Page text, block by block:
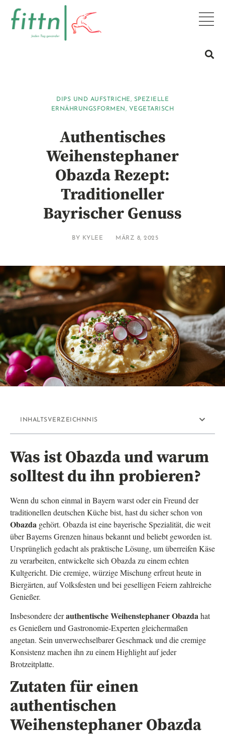
DIPS UND AUFSTRICHE, SPEZIELLE
ERNÄHRUNGSFORMEN, VEGETARISCH
Authentisches
Weihenstephaner
Obazda Rezept:
Traditioneller
Bayrischer Genuss
BY KYLEE MÄRZ 8, 2025
INHALTSVERZEICHNNIS
Was ist Obazda und warum
solltest du ihn probieren?
Wenn du schon einmal in Bayern warst oder ein Freund der
traditionellen deutschen Küche bist, hast du sicher schon von
Obazda gehört. Obazda ist eine bayerische Spezialität, die weit
über Bayerns Grenzen hinaus bekannt und beliebt geworden ist.
Ursprünglich gedacht als praktische Lösung, um überreifen Käse
zu verarbeiten, entwickelte sich Obazda zu einem echten
Kultgericht. Die cremige, würzige Mischung erfreut heute in
Biergärten, auf Volksfesten und bei geselligen Feiern zahlreiche
Genießer.
Insbesondere derauthentische Weihenstephaner Obazdahat
es Genießern und Gastronomie-Experten gleichermaßen
angetan. Sein unverwechselbarer Geschmack und die cremige
Konsistenz machen ihn zu einem Highlight auf jeder
Brotzeitplatte.
Zutaten für einen
authentischen
Weihenstephaner Obazda